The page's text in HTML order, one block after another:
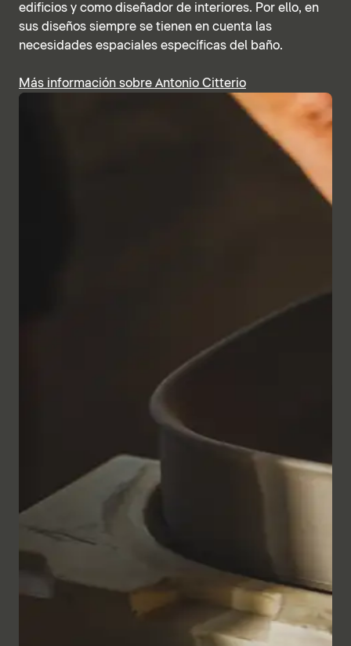
edificios y como diseñador de interiores. Por ello, en
sus diseños siempre se tienen en cuenta las
necesidades espaciales específicas del baño.
Más información sobre Antonio Citterio